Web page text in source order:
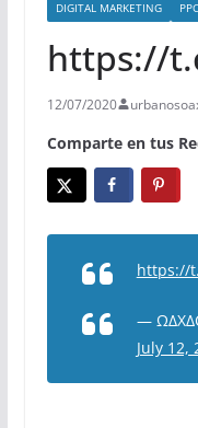
DIGITAL MARKETING PPC
https://
12/07/2020
Comparte en tus
https://
—
July 12,